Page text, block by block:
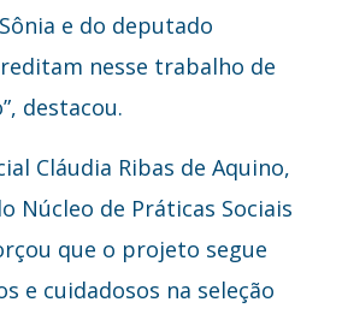
e do deputado
nesse trabalho de
destacou.
Cláudia Ribas de Aquino,
Núcleo de Práticas Sociais
que o projeto segue
e cuidadosos na seleção